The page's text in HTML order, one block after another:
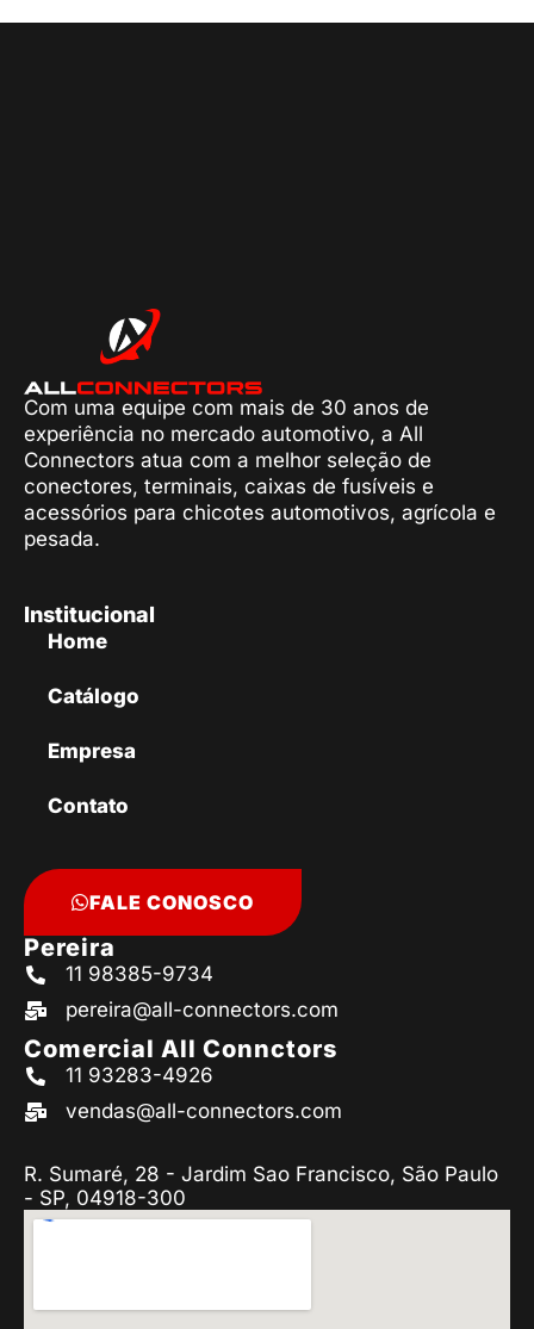
Com uma equipe com mais de 30 anos de
experiência no mercado automotivo, a All
Connectors atua com a melhor seleção de
conectores, terminais, caixas de fusíveis e
acessórios para chicotes automotivos, agrícola e
pesada.
Institucional
Home
Catálogo
Empresa
Contato
FALE CONOSCO
Pereira
11 98385-9734
pereira@all-connectors.com
Comercial All Connctors
11 93283-4926
vendas@all-connectors.com
R. Sumaré, 28 - Jardim Sao Francisco, São Paulo
- SP, 04918-300